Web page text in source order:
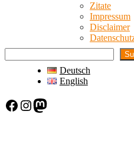
Zitate
Impressum
Disclaimer
Deutsch
English
Facebook Instagram Mastodon